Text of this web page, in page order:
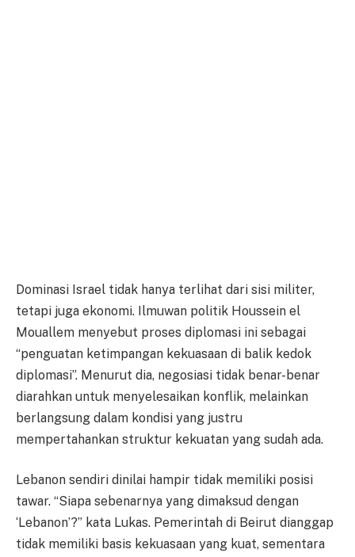
Dominasi Israel tidak hanya terlihat dari sisi militer,
tetapi juga ekonomi. Ilmuwan politik Houssein el
Mouallem menyebut proses diplomasi ini sebagai
“penguatan ketimpangan kekuasaan di balik kedok
diplomasi”. Menurut dia, negosiasi tidak benar-benar
diarahkan untuk menyelesaikan konflik, melainkan
berlangsung dalam kondisi yang justru
mempertahankan struktur kekuatan yang sudah ada.
Lebanon sendiri dinilai hampir tidak memiliki posisi
tawar. “Siapa sebenarnya yang dimaksud dengan
‘Lebanon’?” kata Lukas. Pemerintah di Beirut dianggap
tidak memiliki basis kekuasaan yang kuat, sementara